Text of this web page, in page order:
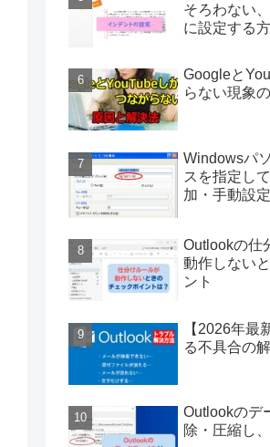
そろわない
に設定する
Googleと
らない現象
Windowsパ
スを指定し
加・手動設
Outlookの仕
動作しない
ント
【2026年最
る不具合の
Outlookのデ
除・圧縮し